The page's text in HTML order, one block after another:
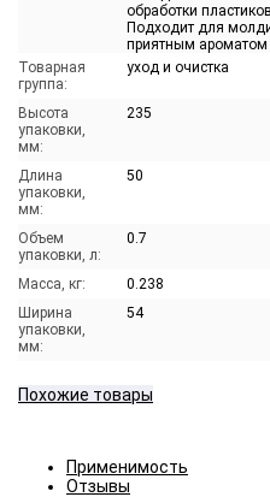
обработки
Подходит для
приятным ароматом
Товарная
группа:
уход и очистка
Высота
упаковки,
мм:
235
Длина
упаковки,
мм:
50
Объем
упаковки, л:
0.7
Масса, кг:
0.238
Ширина
упаковки,
мм:
54
Похожие товары
Применимость
Отзывы